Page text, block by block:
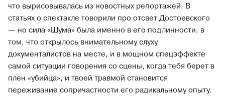
что вырисовывалась из новостных репортажей. В
статьях о спектакле говорили про отсвет Достоевского
— но сила «Шума» была именно в его подлинности, в
том, что открылось внимательному слуху
документалистов на месте, и в мощном спецэффекте
самой ситуации говорения со сцены, когда тебя берет в
плен «убийца», и твоей травмой становится
переживание сопричастности его радикальному опыту.